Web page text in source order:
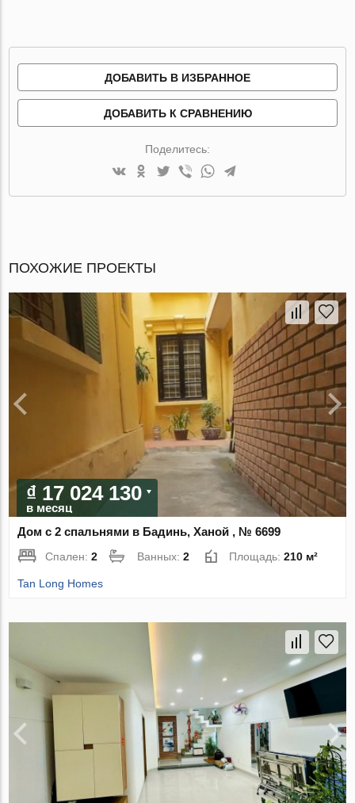
ДОБАВИТЬ В ИЗБРАННОЕ
ДОБАВИТЬ К СРАВНЕНИЮ
Поделитесь:
ПОХОЖИЕ ПРОЕКТЫ
₫ 17 024 130
в месяц
Дом с 2 спальнями в Бадинь, Ханой , № 6699
Спален:2 Ванных:2 Площадь:210 м²
Tan Long Homes